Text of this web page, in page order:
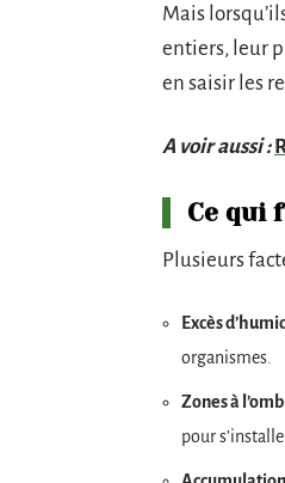
Mais
entiers, leur
en saisir les
A voir aussi :
Ce qui
Plusieurs
Excès
organismes.
Zones à
pour